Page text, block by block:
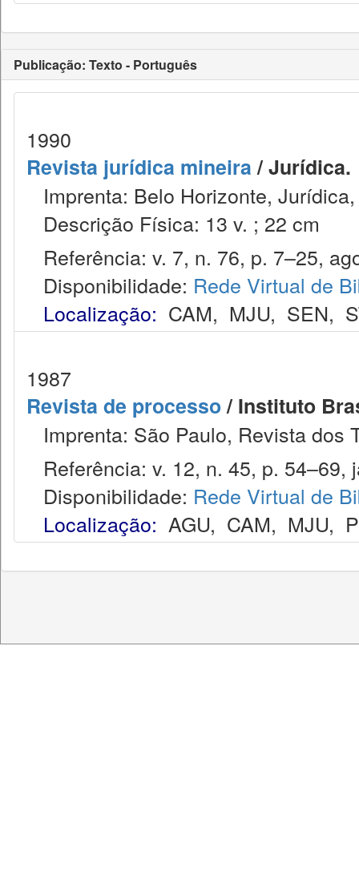
Publicação: Texto - Português
1990
Revista jurídica mineira/ Jurídica.
Imprenta: Belo Horizonte,
Descrição Física: 13 v. ; 22 cm
Referência: v. 7, n. 76, p. 7–25,
Disponibilidade: Rede Virtual de
Localização: CAM, MJU, SEN,
1987
Revista de processo/ Instituto
Imprenta: São Paulo, Revista dos
Referência: v. 12, n. 45, p. 54–69,
Disponibilidade: Rede Virtual de
Localização: AGU, CAM, MJU,